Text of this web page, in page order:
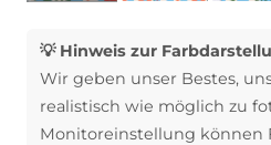
💡 Hinweis zur
Wir geben unser Bestes,
realistisch wie möglich zu
Monitoreinstellung können